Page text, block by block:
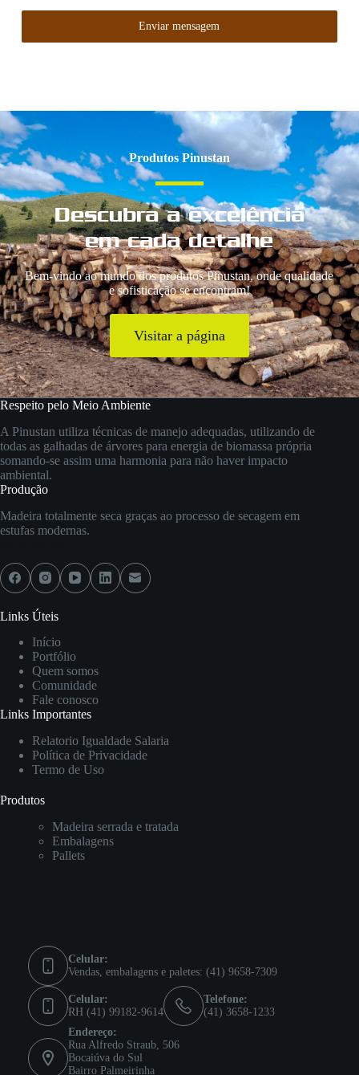
Enviar mensagem
Produtos Pinustan
Descubra a excelência
em cada detalhe
Bem-vindo ao mundo dos produtos Pinustan, onde qualidade
e sofisticação se encontram!
Visitar a página
Respeito pelo Meio Ambiente
A Pinustan utiliza técnicas de manejo adequadas, utilizando de
todas as galhadas de árvores para energia de biomassa própria
somando-se assim uma harmonia para não haver impacto
ambiental.
Produção
Madeira totalmente seca graças ao processo de secagem em
estufas modernas.
Links Úteis
Início
Portfólio
Quem somos
Comunidade
Fale conosco
Links Importantes
Relatorio Igualdade Salaria
Política de Privacidade
Termo de Uso
Produtos
Madeira serrada e tratada
Embalagens
Pallets
Celular:
Vendas, embalagens e paletes: (41) 9658-7309
Celular:
RH (41) 99182-9614
Telefone:
(41) 3658-1233
Endereço:
Rua Alfredo Straub, 506
Bocaiúva do Sul
Bairro Palmeirinha